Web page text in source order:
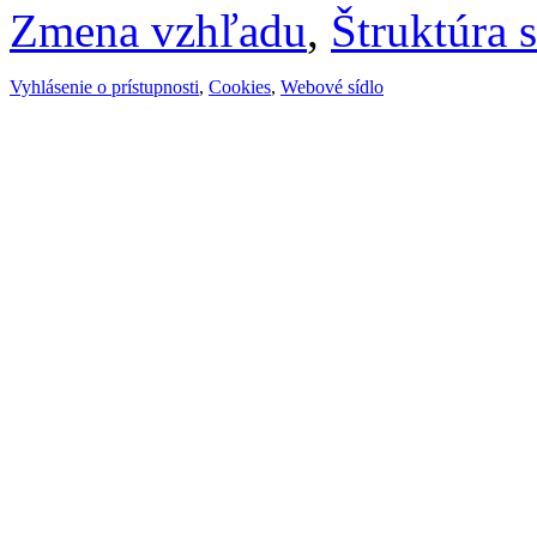
Zmena vzhľadu, Štruktúra
Vyhlásenie o prístupnosti, Cookies, Webové sídlo